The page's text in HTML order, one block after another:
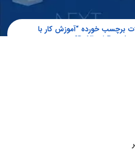
برچسب خورده “آموزش کار با
DaVinci Resolve